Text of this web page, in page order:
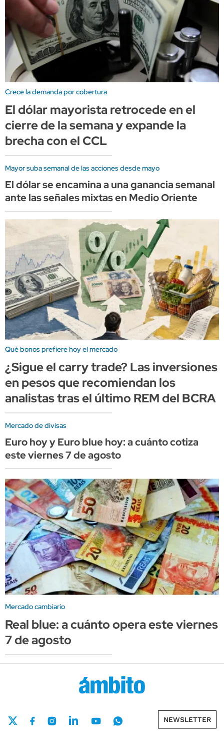
Crece la demanda por cobertura
El dólar mayorista retrocede en el
cierre de la semana y expande la
brecha con el CCL
Mayor suba semanal de las acciones desde mayo
El dólar se encamina a una ganancia semanal
ante las señales mixtas en Medio Oriente
Qué bonos prefiere hoy el mercado
¿Sigue el carry trade? Las inversiones
en pesos que recomiendan los
analistas tras el último REM del BCRA
Mercado de divisas
Euro hoy y Euro blue hoy: a cuánto cotiza
este viernes 7 de agosto
Mercado cambiario
Real blue: a cuánto opera este viernes
7 de agosto
NEWSLETTER